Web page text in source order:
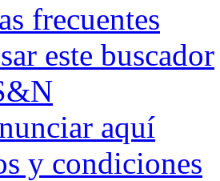
frecuentes
este buscador
aquí
y condiciones